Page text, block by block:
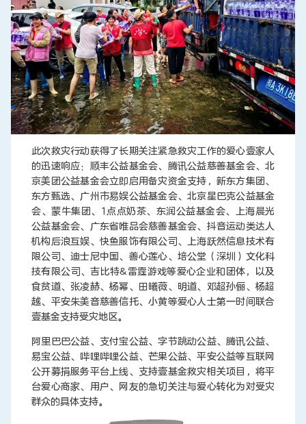
此次救灾行动获得了长期关注紧急救灾工作的爱心壹家人
的迅速响应：顺丰公益基金会、腾讯公益慈善基金会、北
京美团公益基金会立即启用备灾资金支持，新东方集团、
东方甄选、广州市易娱公益基金会、北京星巴克公益基金
会、蒙牛集团、1点点奶茶、东润公益基金会、上海晨光
公益基金会、广东省唯品会慈善基金会、抖音运动类达人
机构后浪互娱、快鱼服饰有限公司、上海跃然信息技术有
限公司、迪士尼中国、善心莲心、培公堂（深圳）文化科
技有限公司、吉比特&雷霆游戏等爱心企业和团体，以及
食贫道、张凌赫、杨幂、田曦薇、明道、邓超孙俪、杨超
越、平安朱美音慈善信托、小黄等爱心人士第一时间联合
壹基金支持受灾地区。
阿里巴巴公益、支付宝公益、字节跳动公益、腾讯公益、
易宝公益、哔哩哔哩公益、芒果公益、平安公益等互联网
公开募捐服务平台上线、支持壹基金救灾相关项目，将平
台爱心商家、用户、网友的急切关注与爱心转化为对受灾
群众的具体支持。